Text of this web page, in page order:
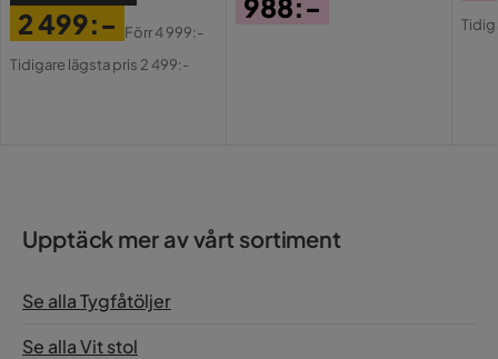
Pris
2 499:-
Original
Förr4 999:-
Tidigare lägsta pris 2 499:-
988:-
Upptäck mer av vårt sortiment
Se alla Tygfåtöljer
Se alla Vit stol